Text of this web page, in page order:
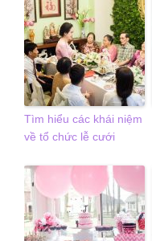
Tìm hiểu các khái niệm
về tổ chức lễ cưới